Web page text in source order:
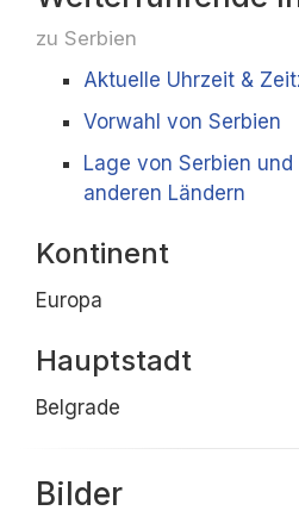
zu Serbien
Aktuelle Uhrzeit &
Vorwahl von Serbien
Lage von Serbien
anderen Ländern
Kontinent
Europa
Hauptstadt
Belgrade
Bilder